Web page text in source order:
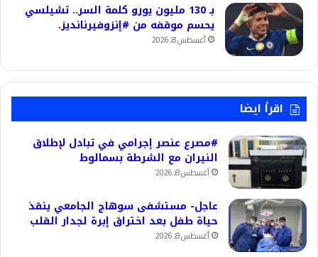
بـ 130 مليون يورو كلمة السر.. تشيلسي
يحسم موقفه من #إنزوفيرنانديز.
أغسطس 8, 2026
اقرأ ايضا
#مصرع عنصر إجرامي في تبادل لإطلاق
النيران مع الشرطة بسمالوط
أغسطس 8, 2026
عاجل- مستشفى سوهاج الجامعي ينقذ
حياة طفل بعد اختراق إبرة لجدار القلب
أغسطس 8, 2026